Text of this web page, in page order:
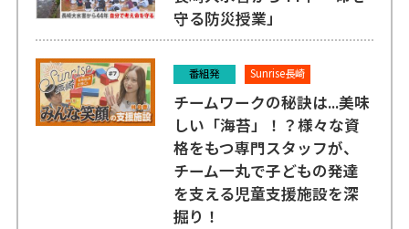
守る防災授業」
番組発 Sunrise長崎
チームワークの秘訣は...美味
しい「海苔」！？様々な資
格をもつ専門スタッフが、
チーム一丸で子どもの発達
を支える児童支援施設を深
掘り！